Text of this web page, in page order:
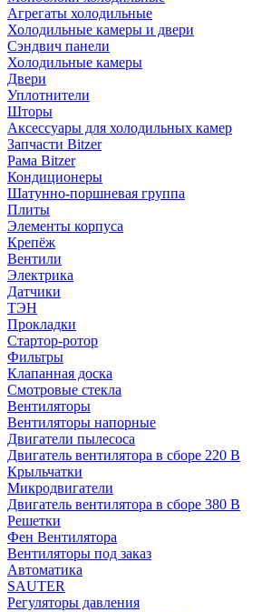
Агрегаты холодильные
Холодильные камеры и двери
Сэндвич панели
Холодильные камеры
Двери
Уплотнители
Шторы
Аксессуары для холодильных камер
Запчасти Bitzer
Рама Bitzer
Кондиционеры
Шатунно-поршневая группа
Плиты
Элементы корпуса
Крепёж
Вентили
Электрика
Датчики
ТЭН
Прокладки
Стартор-ротор
Фильтры
Клапанная доска
Смотровые стекла
Вентиляторы
Вентиляторы напорные
Двигатели пылесоса
Двигатель вентилятора в сборе 220 В
Крыльчатки
Микродвигатели
Двигатель вентилятора в сборе 380 В
Решетки
Фен Вентилятора
Вентиляторы под заказ
Автоматика
SAUTER
Регуляторы давления